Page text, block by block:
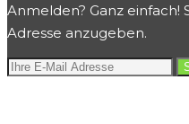
Anmelden? Ganz einfach!
Adresse anzugeben.